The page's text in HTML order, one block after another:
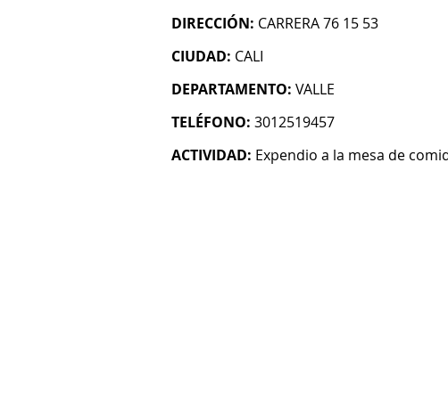
DIRECCIÓN: CARRERA 76 15 53
CIUDAD: CALI
DEPARTAMENTO: VALLE
TELÉFONO: 3012519457
ACTIVIDAD: Expendio a la mesa de